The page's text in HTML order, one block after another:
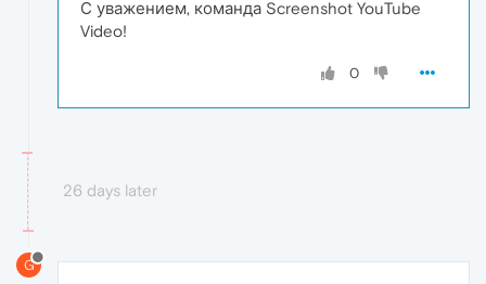
С уважением, команда Screenshot YouTube
Video!
0
26 days later
G